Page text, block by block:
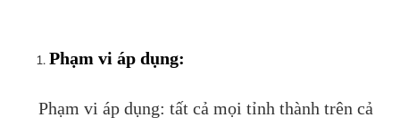
Phạm vi áp dụng:
Phạm vi áp dụng: tất cả mọi tỉnh thành trên cả